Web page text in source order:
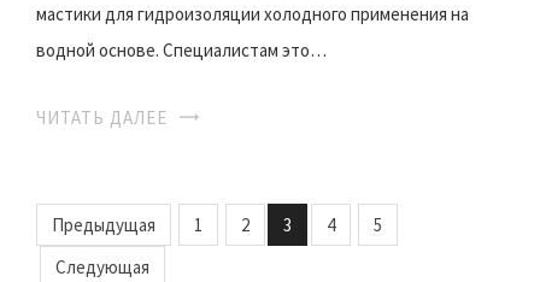
мастики для гидроизоляции холодного применения на
водной основе. Специалистам это…
ЧИТАТЬ ДАЛЕЕ
Предыдущая 1 2 3 4
5
Следующая